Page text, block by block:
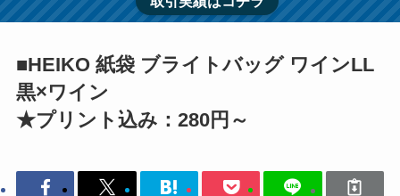
■HEIKO 紙袋 ブライトバッグ ワインLL
黒×ワイン
★プリント込み：280円～